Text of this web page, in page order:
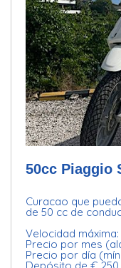
50cc Piaggio
Curacao que
de 50 cc de
Velocidad
Precio por mes
Precio por día